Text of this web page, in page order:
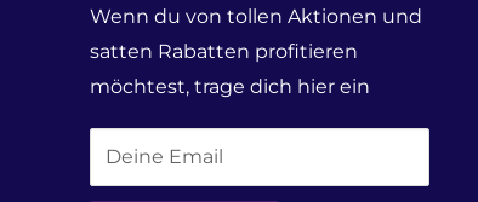
Wenn du von tollen Aktionen und
satten Rabatten profitieren
möchtest, trage dich hier ein
Deine Email